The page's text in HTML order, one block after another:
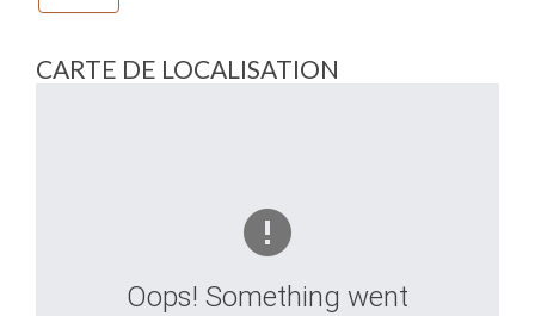
CARTE DE LOCALISATION
Oops! Something went